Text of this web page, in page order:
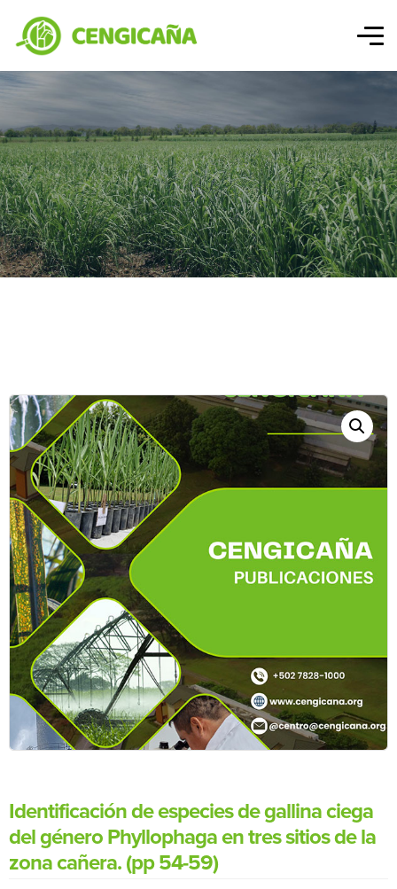
Identificación de especies de gallina ciega
del género Phyllophaga en tres sitios de la
zona cañera. (pp 54-59)